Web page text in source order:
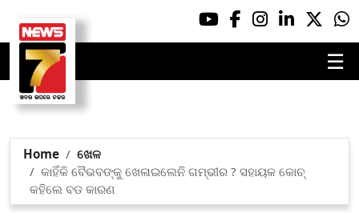
☰
Home
ଖେଳ
କାହିଁକି ବୈଭବଙ୍କୁ ଖେଳାଇଲେନି ଗମ୍ଭୀର ? ସହାୟକ କୋଚ୍
କହିଲେ ବଡ କାରଣ